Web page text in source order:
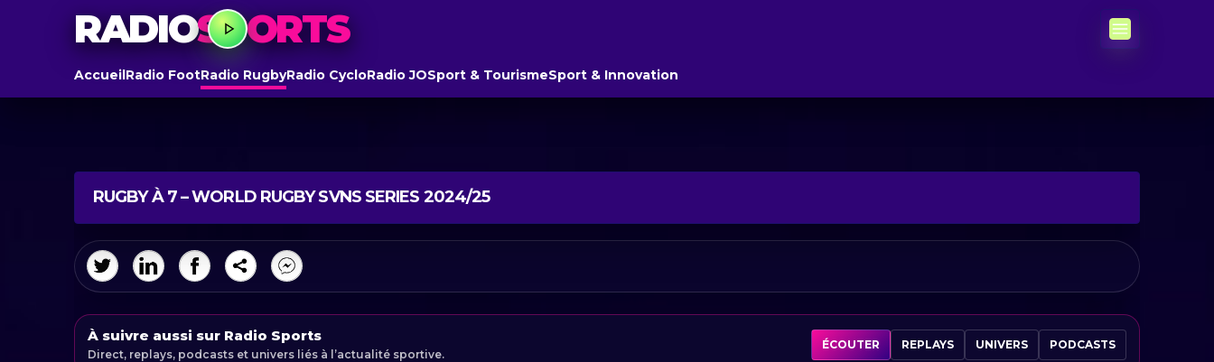
RADIOSPORTS
AccueilRadio FootRadio RugbyRadio CycloRadio JOSport & TourismeSport & Innovation
RUGBY À 7 – WORLD RUGBY SVNS SERIES 2024/25
À suivre aussi sur Radio Sports
Direct, replays, podcasts et univers liés à l’actualité sportive.
ÉCOUTER REPLAYS UNIVERS PODCASTS